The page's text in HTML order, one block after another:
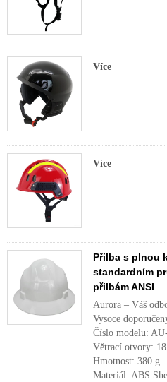
Více
Více
Přilba s plnou
standardním
přilbám ANSI
Aurora – Váš
Vysoce
Číslo modelu:
Větrací otvory:
Hmotnost: 380 g
Materiál: ABS